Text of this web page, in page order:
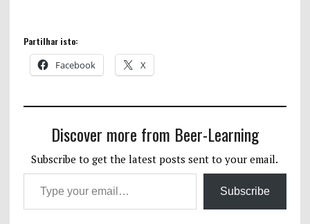
Partilhar isto:
Facebook X
Discover more from Beer-Learning
Subscribe to get the latest posts sent to your email.
Subscribe